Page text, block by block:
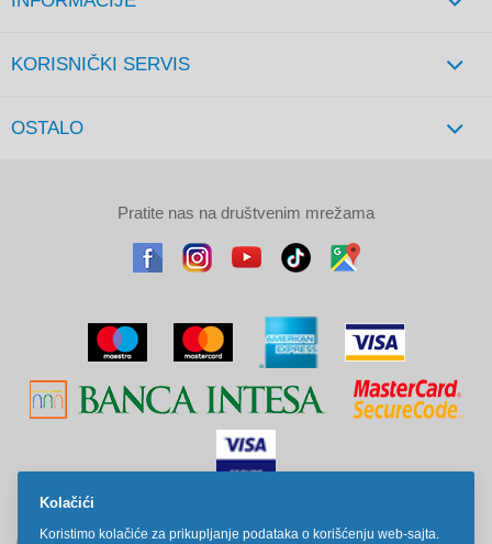
KORISNIČKI SERVIS
OSTALO
Kolačići
Koristimo kolačiće za prikupljanje podataka o korišćenju web-sajta.
Pratite nas na društvenim mrežama
Sve cene na ovom sajtu iskazane su u dinarima. PDV je uračunat u